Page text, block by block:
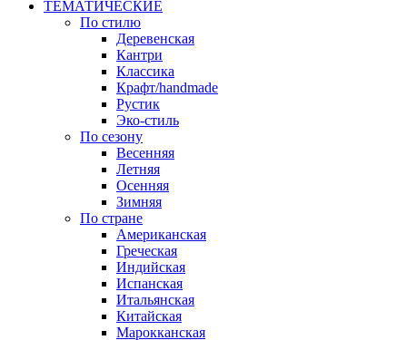
ТЕМАТИЧЕСКИЕ
По стилю
Деревенская
Кантри
Классика
Крафт/handmade
Рустик
Эко-стиль
По сезону
Весенняя
Летняя
Осенняя
Зимняя
По стране
Американская
Греческая
Индийская
Испанская
Итальянская
Китайская
Марокканская